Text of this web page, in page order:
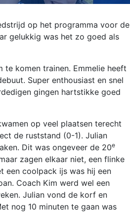
op het programma voor de
gelukkig was het zo goed als
te komen trainen. Emmelie heeft
Super enthousiast en snel
gingen hartstikke goed
op veel plaatsen terecht
de ruststand (0-1). Julian
Dit was ongeveer de 20e
zagen elkaar niet, een flinke
een coolpack ijs was hij een
Coach Kim werd wel een
Julian vond de korf en
nog 10 minuten te gaan was